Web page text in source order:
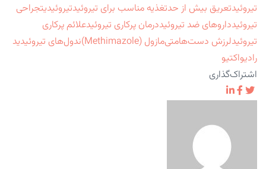
تیروئیدتعریق بیش از حدتغذیه مناسب برای تیروئیدتیروئیدیتجراحی
تیروئیدداروهای ضد تیروئیددرمان پرکاری تیروئیدعلائم پرکاری
تیروئیدلرزش دست‌هامتی‌مازول (Methimazole) ندول‌های تیروئیدید
رادیواکتیو
اشتراک‌گذاری